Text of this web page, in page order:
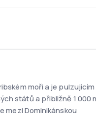
moři a je pulzujícím
států a přibližně 1 000
mezi Dominikánskou